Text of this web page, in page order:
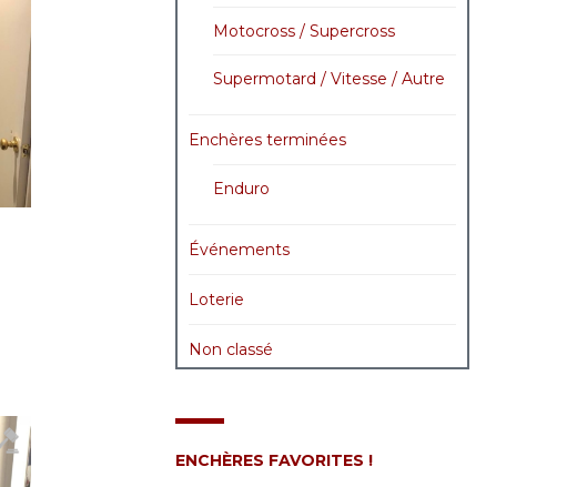
Motocross / Supercross
Supermotard / Vitesse / Autre
Enchères terminées
Enduro
Événements
Loterie
Non classé
ENCHÈRES FAVORITES !